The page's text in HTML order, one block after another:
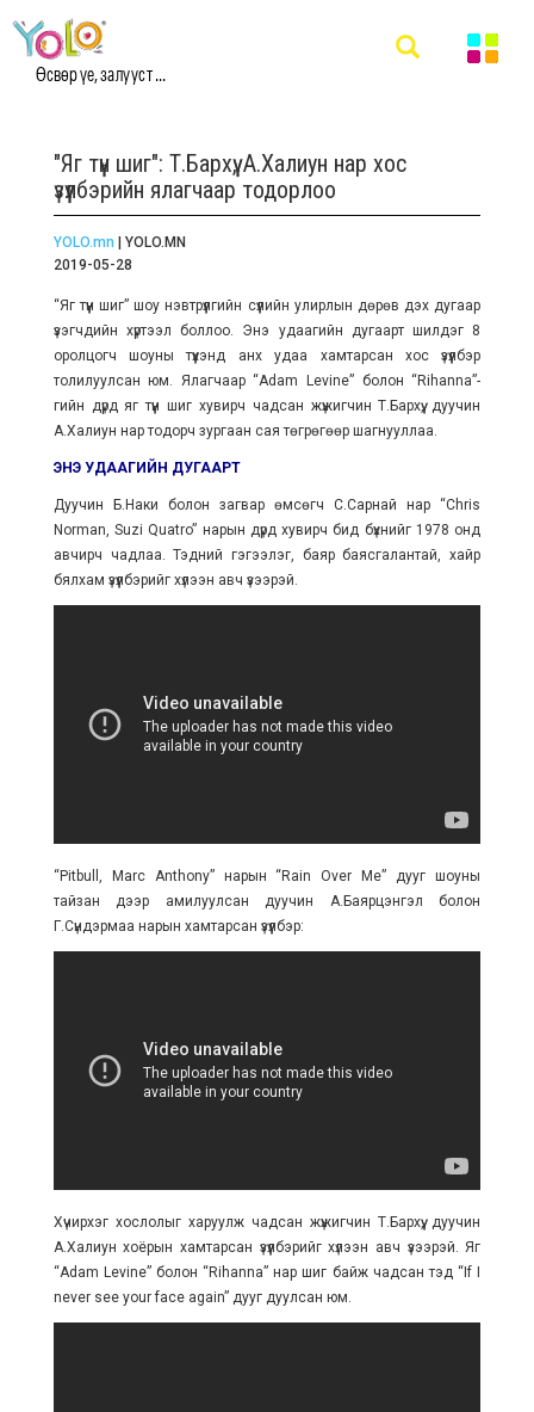
Өсвөр үе, залууст ...
"Яг түүн шиг": Т.Бархүү, А.Халиун нар хос
үзүүлбэрийн ялагчаар тодорлоо
YOLO.mn | YOLO.MN
2019-05-28
“Яг түүн шиг” шоу нэвтрүүлгийн сүүлийн улирлын дөрөв дэх дугаар
үзэгчдийн хүртээл боллоо. Энэ удаагийн дугаарт шилдэг 8
оролцогч шоуны түүхэнд анх удаа хамтарсан хос үзүүлбэр
толилуулсан юм. Ялагчаар “Adam Levine” болон “Rihanna”-
гийн дүрд яг түүн шиг хувирч чадсан жүжигчин Т.Бархүү, дуучин
А.Халиун нар тодорч зургаан сая төгрөгөөр шагнууллаа.
ЭНЭ УДААГИЙН ДУГААРТ
Дуучин Б.Наки болон загвар өмсөгч С.Сарнай нар “Chris
Norman, Suzi Quatro” нарын дүрд хувирч бид бүхнийг 1978 онд
авчирч чадлаа. Тэдний гэгээлэг, баяр баясгалантай, хайр
бялхам үзүүлбэрийг хүлээн авч үзээрэй.
“Pitbull, Marc Anthony” нарын “Rain Over Me” дууг шоуны
тайзан дээр амилуулсан дуучин А.Баярцэнгэл болон
Г.Сүндэрмаа нарын хамтарсан үзүүлбэр:
Хүчирхэг хослолыг харуулж чадсан жүжигчин Т.Бархүү, дуучин
А.Халиун хоёрын хамтарсан үзүүлбэрийг хүлээн авч үзээрэй. Яг
“Adam Levine” болон “Rihanna” нар шиг байж чадсан тэд “If I
never see your face again” дууг дуулсан юм.